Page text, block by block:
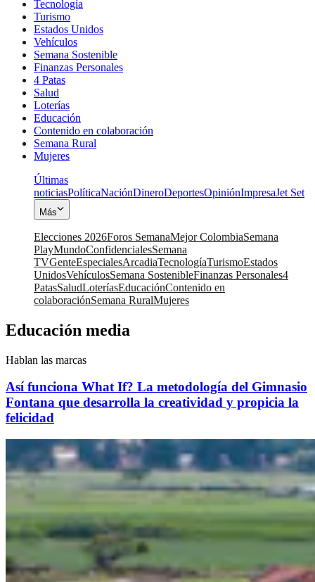
Tecnología
Turismo
Estados Unidos
Vehículos
Semana Sostenible
Finanzas Personales
4 Patas
Salud
Loterías
Educación
Contenido en colaboración
Semana Rural
Mujeres
Últimas
noticiasPolíticaNaciónDineroDeportesOpiniónImpresaJet Set
Más
Elecciones 2026Foros SemanaMejor ColombiaSemana
PlayMundoConfidencialesSemana
TVGenteEspecialesArcadiaTecnologíaTurismoEstados
UnidosVehículosSemana SostenibleFinanzas Personales4
PatasSaludLoteríasEducaciónContenido en
colaboraciónSemana RuralMujeres
Educación media
Hablan las marcas
Así funciona What If? La metodología del Gimnasio
Fontana que desarrolla la creatividad y propicia la
felicidad